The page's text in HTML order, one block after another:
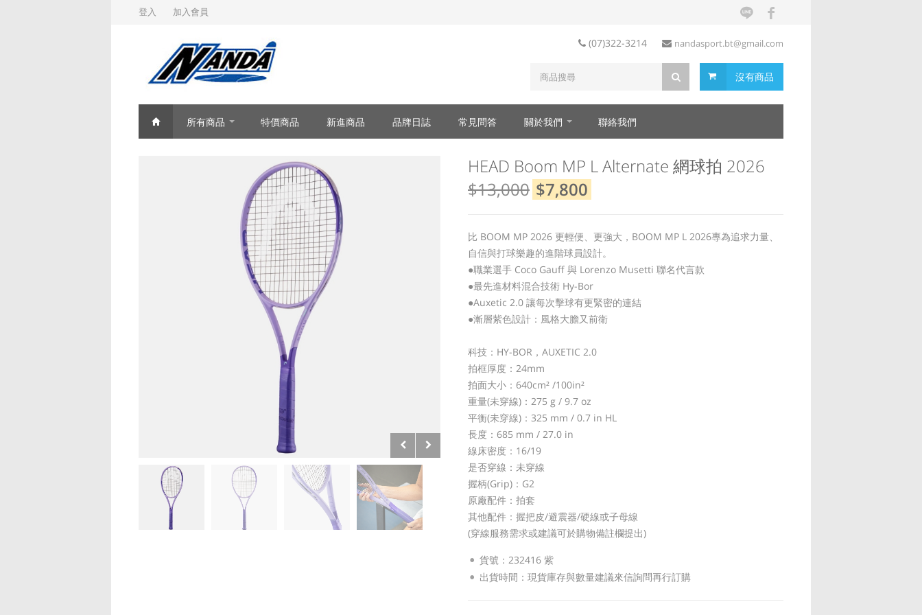
登入 加入會員
(07)322-3214 nandasport.bt@gmail.com
沒有商品
所有商品 特價商品 新進商品 品牌日誌 常見問答 關於我們 聯絡我們
HEAD Boom MP L Alternate 網球拍 2026
$13,000 $7,800
比 BOOM MP 2026 更輕便、更強大，BOOM MP L 2026專為追求力量、
自信與打球樂趣的進階球員設計。
●職業選手 Coco Gauff 與 Lorenzo Musetti 聯名代言款
●最先進材料混合技術 Hy-Bor
●Auxetic 2.0 讓每次擊球有更緊密的連結
●漸層紫色設計：風格大膽又前衛
科技：HY-BOR，AUXETIC 2.0
拍框厚度：24mm
拍面大小：640cm² /100in²
重量(未穿線)：275 g / 9.7 oz
平衡(未穿線)：325 mm / 0.7 in HL
長度：685 mm / 27.0 in
線床密度：16/19
是否穿線：未穿線
握柄(Grip)：G2
原廠配件：拍套
其他配件：握把皮/避震器/硬線或子母線
(穿線服務需求或建議可於購物備註欄提出)
貨號：232416 紫
出貨時間：現貨庫存與數量建議來信詢問再行訂購